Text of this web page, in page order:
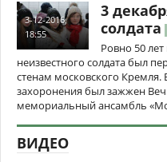
3-12-2016,
18:55
3
солдата
Ровно 50 лет
неизвестного солдата был
стенам московского Кремля.
захоронения был зажжен
мемориальный ансамбль
ВИДЕО